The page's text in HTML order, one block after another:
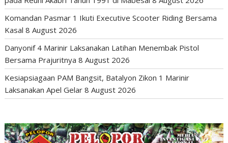
Komandan Pasmar 1 Ikuti Executive Scooter Riding Bersama
Kasal 8 August 2026
Danyonif 4 Marinir Laksanakan Latihan Menembak Pistol
Bersama Prajuritnya 8 August 2026
Kesiapsiagaan PAM Bangsit, Batalyon Zikon 1 Marinir
Laksanakan Apel Gelar 8 August 2026